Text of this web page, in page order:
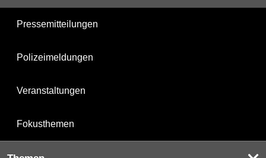
Pressemitteilungen
Polizeimeldungen
Veranstaltungen
Fokusthemen